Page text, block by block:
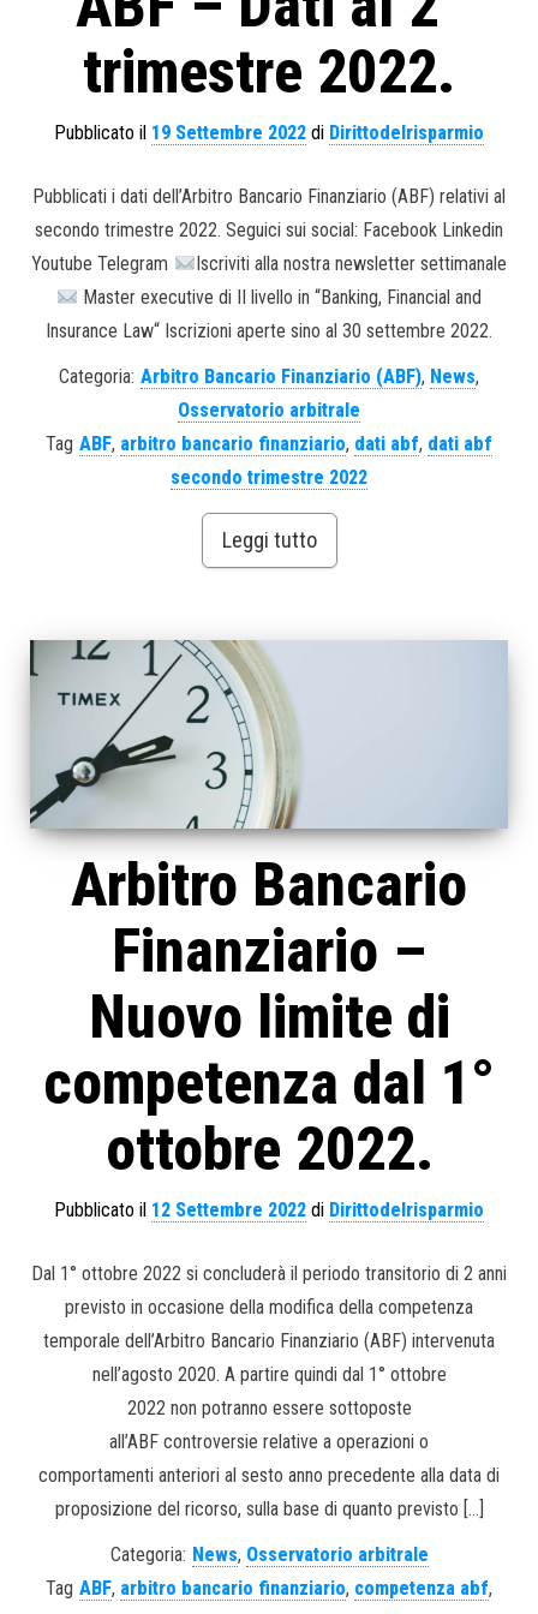
trimestre 2022.
Pubblicato il 19 Settembre 2022 di Dirittodelrisparmio
Pubblicati i dati dell’Arbitro Bancario Finanziario (ABF) relativi al
secondo trimestre 2022. Seguici sui social: Facebook Linkedin
Youtube Telegram
Iscriviti alla nostra newsletter settimanale
Master executive di II livello in “Banking, Financial and
Insurance Law“ Iscrizioni aperte sino al 30 settembre 2022.
Categoria: Arbitro Bancario Finanziario (ABF), News,
Osservatorio arbitrale
Tag ABF, arbitro bancario finanziario, dati abf, dati abf
secondo trimestre 2022
Leggi tutto
Arbitro Bancario
Finanziario –
Nuovo limite di
competenza dal 1°
ottobre 2022.
Pubblicato il 12 Settembre 2022 di Dirittodelrisparmio
Dal 1° ottobre 2022 si concluderà il periodo transitorio di 2 anni
previsto in occasione della modifica della competenza
temporale dell’Arbitro Bancario Finanziario (ABF) intervenuta
nell’agosto 2020. A partire quindi dal 1° ottobre
2022 non potranno essere sottoposte
all’ABF controversie relative a operazioni o
comportamenti anteriori al sesto anno precedente alla data di
proposizione del ricorso, sulla base di quanto previsto […]
Categoria: News, Osservatorio arbitrale
Tag ABF, arbitro bancario finanziario, competenza abf,